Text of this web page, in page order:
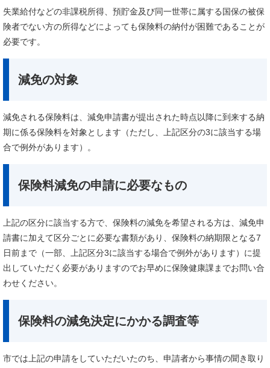
失業給付などの非課税所得、預貯金及び同一世帯に属する国保の被保
険者でない方の所得などによっても保険料の納付が困難であることが
必要です。
減免の対象
減免される保険料は、減免申請書が提出された時点以降に到来する納
期に係る保険料を対象とします（ただし、上記区分の3に該当する場
合で例外があります）。
保険料減免の申請に必要なもの
上記の区分に該当する方で、保険料の減免を希望される方は、減免申
請書に加えて区分ごとに必要な書類があり、保険料の納期限となる7
日前まで（一部、上記区分3に該当する場合で例外があります）に提
出していただく必要がありますのでお早めに保険健康課までお問い合
わせください。
保険料の減免決定にかかる調査等
市では上記の申請をしていただいたのち、申請者から事情の聞き取り